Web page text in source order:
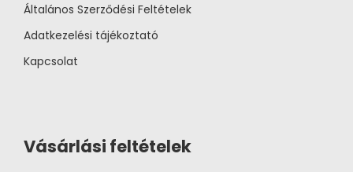
Általános Szerződési Feltételek
Adatkezelési tájékoztató
Kapcsolat
Vásárlási feltételek